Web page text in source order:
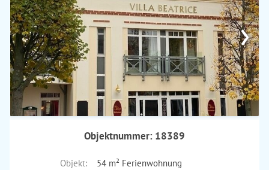
›
Objektnummer: 18389
Objekt:
54 m² Ferienwohnung